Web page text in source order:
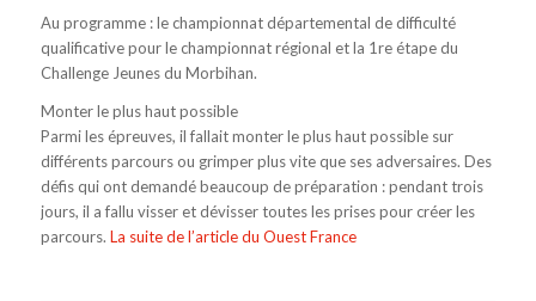
Au programme : le championnat départemental de difficulté
qualificative pour le championnat régional et la 1re étape du
Challenge Jeunes du Morbihan.
Monter le plus haut possible
Parmi les épreuves, il fallait monter le plus haut possible sur
différents parcours ou grimper plus vite que ses adversaires. Des
défis qui ont demandé beaucoup de préparation : pendant trois
jours, il a fallu visser et dévisser toutes les prises pour créer les
parcours. La suite de l’article du Ouest France